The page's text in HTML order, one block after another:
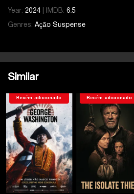
Year: 2024 IMDB: 6.5
Genres: Ação Suspense
Similar
Recém-adicionado Recém-adicionado